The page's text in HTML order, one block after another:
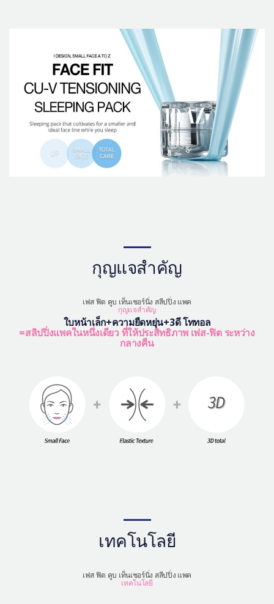
กุญแจสำคัญ
เฟส ฟิต คูบ เท็นเชอร์นิ่ง สลีปปิ่ง แพค
กุญแจสำคัญ
ใบหน้าเล็ก+ความยืดหยุ่น+3ดี โททอล
=สลิปปิ่งแพคในหนึ่งเดียว ที่ให้ประสิทธิภาพ เฟส-ฟิต ระหว่าง
กลางคืน
เทคโนโลยี
เฟส ฟิต คูบ เท็นเชอร์นิ่ง สลีปปิ่ง แพค
เทคโนโลยี